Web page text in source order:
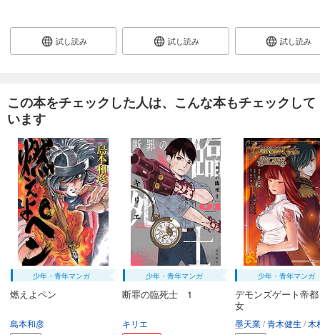
試し読み 試し読み 試し読み
この本をチェックした人は、こんな本もチェックして
います
少年・青年マンガ
燃えよペン
島本和彦
少年・青年マンガ
断罪の臨死士 1
キリエ
少年・青年マンガ
デモンズゲート帝
女
墨天業 青木健生 木村央志、鳥羽瞭